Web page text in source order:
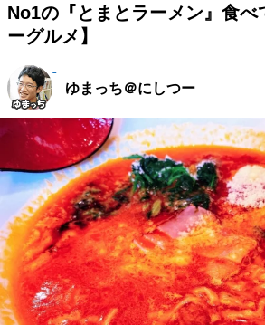
No1の『とまとラーメン』食べ
ーグルメ】
ゆまっち＠にしつー